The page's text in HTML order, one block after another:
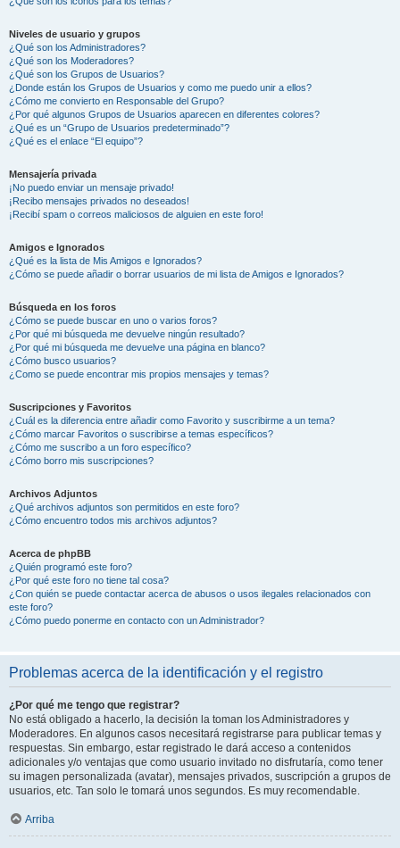
Niveles de usuario y grupos
¿Qué son los Administradores?
¿Qué son los Moderadores?
¿Qué son los Grupos de Usuarios?
¿Donde están los Grupos de Usuarios y como me puedo unir a ellos?
¿Cómo me convierto en Responsable del Grupo?
¿Por qué algunos Grupos de Usuarios aparecen en diferentes colores?
¿Qué es un “Grupo de Usuarios predeterminado”?
¿Qué es el enlace “El equipo”?
Mensajería privada
¡No puedo enviar un mensaje privado!
¡Recibo mensajes privados no deseados!
¡Recibí spam o correos maliciosos de alguien en este foro!
Amigos e Ignorados
¿Qué es la lista de Mis Amigos e Ignorados?
¿Cómo se puede añadir o borrar usuarios de mi lista de Amigos e Ignorados?
Búsqueda en los foros
¿Cómo se puede buscar en uno o varios foros?
¿Por qué mi búsqueda me devuelve ningún resultado?
¿Por qué mi búsqueda me devuelve una página en blanco?
¿Cómo busco usuarios?
¿Como se puede encontrar mis propios mensajes y temas?
Suscripciones y Favoritos
¿Cuál es la diferencia entre añadir como Favorito y suscribirme a un tema?
¿Cómo marcar Favoritos o suscribirse a temas específicos?
¿Cómo me suscribo a un foro específico?
¿Cómo borro mis suscripciones?
Archivos Adjuntos
¿Qué archivos adjuntos son permitidos en este foro?
¿Cómo encuentro todos mis archivos adjuntos?
Acerca de phpBB
¿Quién programó este foro?
¿Por qué este foro no tiene tal cosa?
¿Con quién se puede contactar acerca de abusos o usos ilegales relacionados con
este foro?
¿Cómo puedo ponerme en contacto con un Administrador?
Problemas acerca de la identificación y el registro
¿Por qué me tengo que registrar?
No está obligado a hacerlo, la decisión la toman los Administradores y
Moderadores. En algunos casos necesitará registrarse para publicar temas y
respuestas. Sin embargo, estar registrado le dará acceso a contenidos
adicionales y/o ventajas que como usuario invitado no disfrutaría, como tener
su imagen personalizada (avatar), mensajes privados, suscripción a grupos de
usuarios, etc. Tan solo le tomará unos segundos. Es muy recomendable.
Arriba